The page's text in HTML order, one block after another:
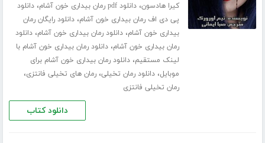
کیرا هادسون،دانلود pdf رمان بیداری خون آشام ،دانلود
پی دی اف رمان بیداری خون آشام،دانلود رایگان رمان
بیداری خون آشام،دانلود رمان بیداری خون آشام،دانلود
رمان بیداری خون آشام،دانلود رمان بیداری خون آشام با
لینک مستقیم،دانلود رمان بیداری خون آشام برای
موبایل،دانلود رمان تخیلی،رمان های تخیلی فانتزی،
رمان تخیلی فانتزی
دانلود کتاب